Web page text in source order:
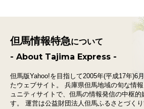
但馬情報特急について
- About Tajima Express -
但馬版Yahoo!を目指して2005年(平成17年)6
たウェブサイト。
兵庫県但馬地域の旬な情
ュニティサイトで、 但馬の情報発信の中枢的
す。
運営は公益財団法人但馬ふるさとづくり